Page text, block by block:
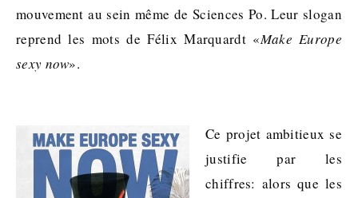
mouvement au sein même de Sciences Po. Leur slogan
reprend les mots de Félix Marquardt «Make Europe
sexy now».
Ce projet ambitieux se
justifie par les
chiffres: alors que les